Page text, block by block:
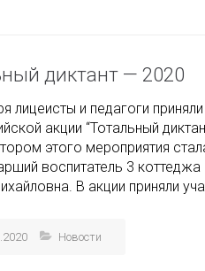
диктант — 2020
лицеисты и педагоги
акции “Тотальный
этого мероприятия
воспитатель 3
В акции приняли
Новости